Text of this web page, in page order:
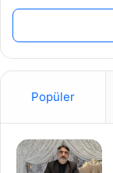
Popüler